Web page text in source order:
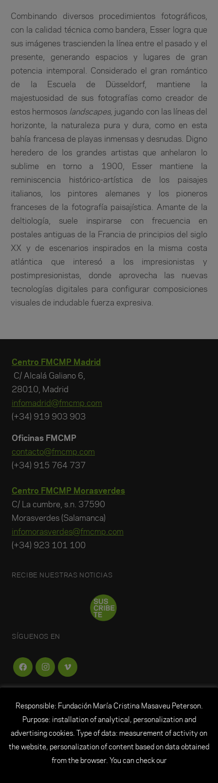
Combinando diversos procedimientos fotográficos,
con la calidad técnica como bandera, Esser logra que
sus imágenes trascienden la línea entre el pasado y el
presente, generando espacios y lugares de gran
potencia intemporal. Considerado el gran romántico
de la Escuela de Düsseldorf, mantiene la
majestuosidad de sus fotografías como creador de
estos hermosos landscapes, jugando con las líneas del
horizonte, la naturaleza pura y dura, como en esta
bahía francesa de playas inmensas y desnudas. Digno
heredero de los grandes artistas que anhelaron lo
sublime en torno a 1900, Esser mantiene la
reminiscencia histórico-artística de los paisajes
italianos, los pintores alemanes y los pioneros
franceses de la fotografía paisajística. Amante de la
deltiología, suele inspirarse con frecuencia en
postales antiguas de la Francia de principios del siglo
XX y de escenarios inspirados en la misma costa
atlántica que interesó a los impresionistas y
postimpresionistas, donde aprovecha las nuevas
tecnologías digitales para configurar composiciones
visuales de indudable fuerza expresiva.
Centro FMCMP Madrid
C/ Alcalá Galiano 6,
28010, Madrid
infomadrid@fmcmp.com
(+34) 919 903 903
Oficinas FMCMP
contacto@fmcmp.com
(+34) 915 764 737
Centro FMCMP Morasverdes
C/ La cumbre, s.n. 37590
Morasverdes (Salamanca)
infomorasverdes@fmcmp.com
(+34) 923 101 100
RECIBE NUESTRAS NOTICIAS
SÍGUENOS EN
© Todos los derechos reservados Fundación María
Cristina Masaveu Peterson
Responsible: Fundación María Cristina Masaveu Peterson.
Purpose: installation of analytical, personalization and
advertising cookies. Type of data: measurement of activity on
the website, personalization of content based on data obtained
from the browser. You can check our